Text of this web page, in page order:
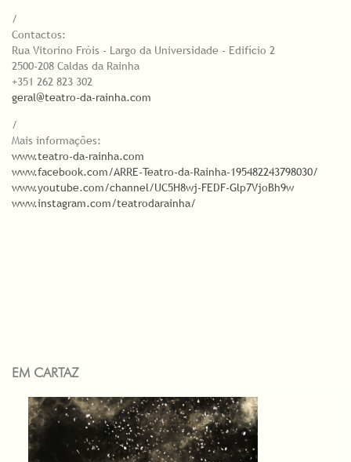
/
Contactos:
Rua Vitorino Fróis - Largo da Universidade - Edifício 2
2500-208 Caldas da Rainha
+351 262 823 302
geral@teatro-da-rainha.com
/
Mais informações:
www.teatro-da-rainha.com
www.facebook.com/ARRE-Teatro-da-Rainha-195482243798030/
www.youtube.com/channel/UC5H8wj-FEDF-Glp7VjoBh9w
www.instagram.com/teatrodarainha/
EM CARTAZ